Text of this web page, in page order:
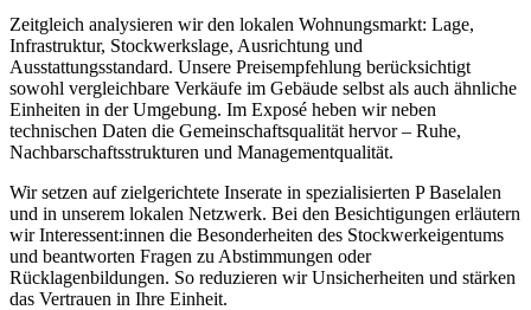
Zeitgleich analysieren wir den lokalen Wohnungsmarkt: Lage,
Infrastruktur, Stockwerkslage, Ausrichtung und
Ausstattungsstandard. Unsere Preisempfehlung berücksichtigt
sowohl vergleichbare Verkäufe im Gebäude selbst als auch ähnliche
Einheiten in der Umgebung. Im Exposé heben wir neben
technischen Daten die Gemeinschaftsqualität hervor – Ruhe,
Nachbarschaftsstrukturen und Managementqualität.
Wir setzen auf zielgerichtete Inserate in spezialisierten P Baselalen
und in unserem lokalen Netzwerk. Bei den Besichtigungen erläutern
wir Interessent:innen die Besonderheiten des Stockwerkeigentums
und beantworten Fragen zu Abstimmungen oder
Rücklagenbildungen. So reduzieren wir Unsicherheiten und stärken
das Vertrauen in Ihre Einheit.